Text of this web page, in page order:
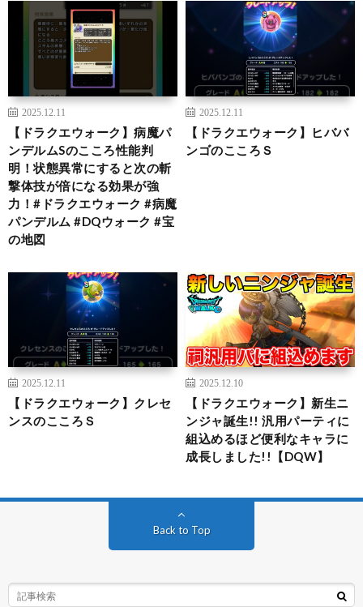
2025.12.11
【ドラクエウォーク】病魔パ
ンデルムSのこころ性能判
明！状態異常にすると次の斬
撃体技が倍になる効果が強
力！#ドラクエウォーク #病魔
パンデルム #DQウォーク #宝
の地図
2025.12.11
【ドラクエウォーク】ヒババ
ンゴのこころＳ
2025.12.11
【ドラクエウォーク】クレセ
ンスのこころＳ
2025.12.10
【ドラクエウォーク】新生ニ
ンジャ誕生!! 汎用パーティに
組込めるほど便利なキャラに
成長しました!!【DQW】
Back to Top